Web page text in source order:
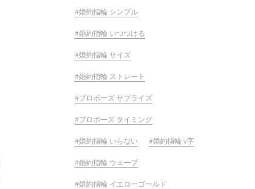
婚約指輪 シンプル
婚約指輪 いつつける
婚約指輪 サイズ
婚約指輪 ストレート
プロポーズ サプライズ
プロポーズ タイミング
婚約指輪 いらない 婚約指輪 v字
婚約指輪 ウェーブ
婚約指輪 イエローゴールド